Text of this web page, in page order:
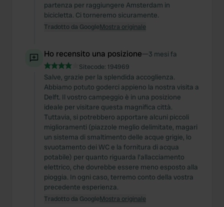
partenza per raggiungere Amsterdam in
bicicletta. Ci torneremo sicuramente.
Tradotto da GoogleMostra originale
Ho recensito una posizione—3 mesi fa
Sitecode: 194969
Salve, grazie per la splendida accoglienza.
Abbiamo potuto goderci appieno la nostra visita a
Delft. Il vostro campeggio è in una posizione
ideale per visitare questa magnifica città.
Tuttavia, si potrebbero apportare alcuni piccoli
miglioramenti (piazzole meglio delimitate, magari
un sistema di smaltimento delle acque grigie, lo
svuotamento dei WC e la fornitura di acqua
potabile) per quanto riguarda l'allacciamento
elettrico, che dovrebbe essere meno esposto alla
pioggia. In ogni caso, terremo conto della vostra
precedente esperienza.
Tradotto da GoogleMostra originale